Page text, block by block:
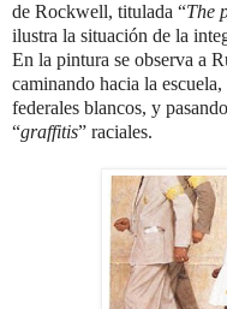
de Rockwell, titulada “The
ilustra la situación de la
En la pintura se observa a
caminando hacia la
federales blancos, y
“graffitis” raciales.